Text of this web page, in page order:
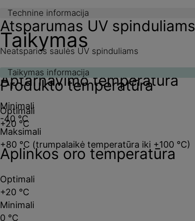
Technine informacija
Atsparumas UV spinduliams
Neatsparios saulės UV spinduliams
Aptarnavimo temperatūra
Minimali
-40 °C
Maksimali
+80 °C (trumpalaikė temperatūra iki +100 °C)
Taikymas
Taikymas informacija
Produkto temperatūra
Optimali
+20 °C
Aplinkos oro temperatūra
Optimali
+20 °C
Minimali
0 °C